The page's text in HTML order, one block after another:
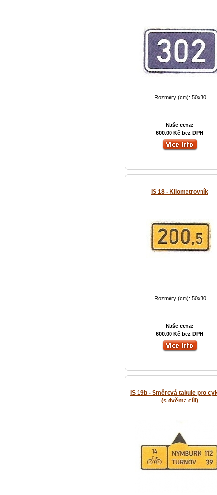
Rozměry (cm): 50x30
Naše cena:
600.00 Kč bez DPH
IS 18 - Kilometrovník
Rozměry (cm): 50x30
Naše cena:
600.00 Kč bez DPH
IS 19b - Směrová tabule pro
(s dvěma cíli)